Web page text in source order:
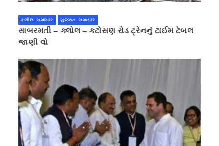
કલોલ સમાચાર ગુજરાત સમાચાર
સાબરમતી – કલોલ – કટોસણ રોડ ટ્રેનનું ટાઈમ ટેબલ
જાણી લો